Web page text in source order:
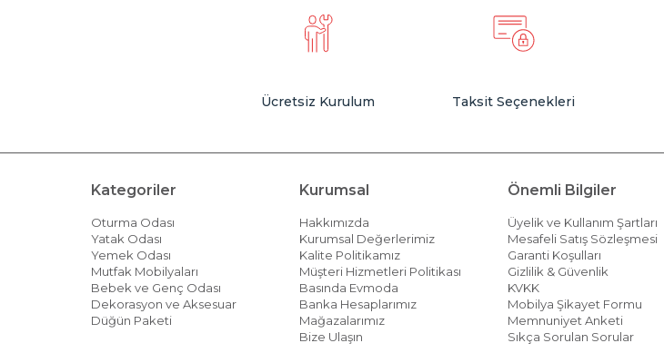
Ücretsiz Kurulum Taksit Seçenekleri
Kategoriler
Oturma Odası
Yatak Odası
Yemek Odası
Mutfak Mobilyaları
Bebek ve Genç Odası
Dekorasyon ve Aksesuar
Düğün Paketi
Kurumsal
Hakkımızda
Kurumsal Değerlerimiz
Kalite Politikamız
Müşteri Hizmetleri Politikası
Basında Evmoda
Banka Hesaplarımız
Mağazalarımız
Bize Ulaşın
Önemli Bilgiler
Üyelik ve Kullanım Şartları
Mesafeli Satış Sözleşmesi
Garanti Koşulları
Gizlilik & Güvenlik
KVKK
Mobilya Şikayet Formu
Memnuniyet Anketi
Sıkça Sorulan Sorular